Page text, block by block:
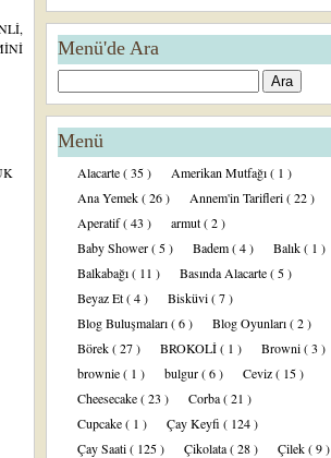
Menü'de Ara
Menü
Alacarte( 35 ) Amerikan Mutfağı( 1 )
Ana Yemek( 26 ) Annem'in Tarifleri( 22 )
Aperatif( 43 ) armut( 2 )
Baby Shower( 5 ) Badem( 4 ) Balık( 1 )
Balkabağı( 11 ) Basında Alacarte( 5 )
Beyaz Et( 4 ) Bisküvi( 7 )
Blog Buluşmaları( 6 ) Blog Oyunları( 2 )
Börek( 27 ) BROKOLİ( 1 ) Browni( 3 )
brownie( 1 ) bulgur( 6 ) Ceviz( 15 )
Cheesecake( 23 ) Corba( 21 )
Cupcake( 1 ) Çay Keyfi ( 124 )
Çay Saati( 125 ) Çikolata( 28 ) Çilek( 9 )